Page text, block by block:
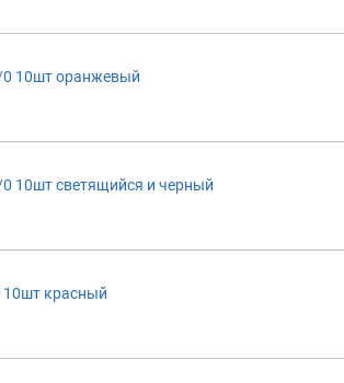
10шт оранжевый
10шт светящийся и черный
красный